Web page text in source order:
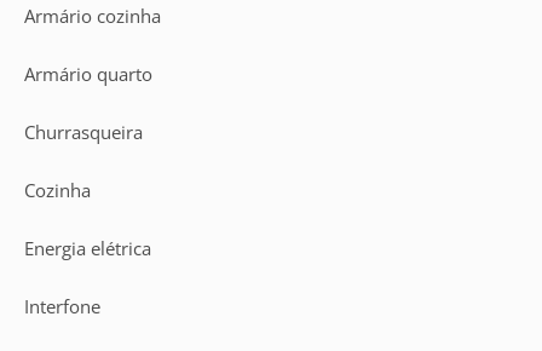
Armário cozinha
Armário quarto
Churrasqueira
Cozinha
Energia elétrica
Interfone